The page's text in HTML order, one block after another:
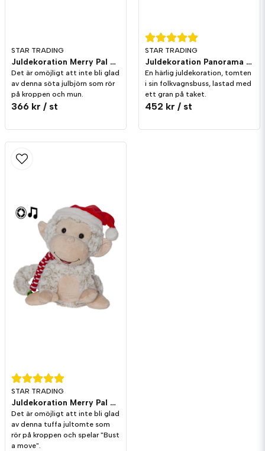
STAR TRADING
Juldekoration Merry Pal Björn Melodi/Rörelse
Det är omöjligt att inte bli glad
av denna söta julbjörn som rör
på kroppen och mun.
366 kr / st
STAR TRADING
Juldekoration Panorama Merryville Traktor
En härlig juldekoration, tomten
i sin folkvagnsbuss, lastad med
ett gran på taket.
452 kr / st
STAR TRADING
Juldekoration Merry Pal Apa Melodi/Rörelse
Det är omöjligt att inte bli glad
av denna tuffa jultomte som
rör på kroppen och spelar "Bust
a move".